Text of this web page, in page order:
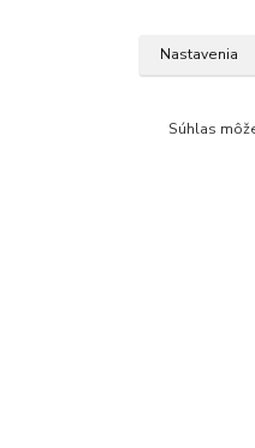
14,84 €/ks
Nastavenia
Súhlas